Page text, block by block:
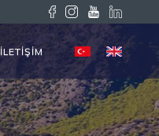
İLETİŞİM